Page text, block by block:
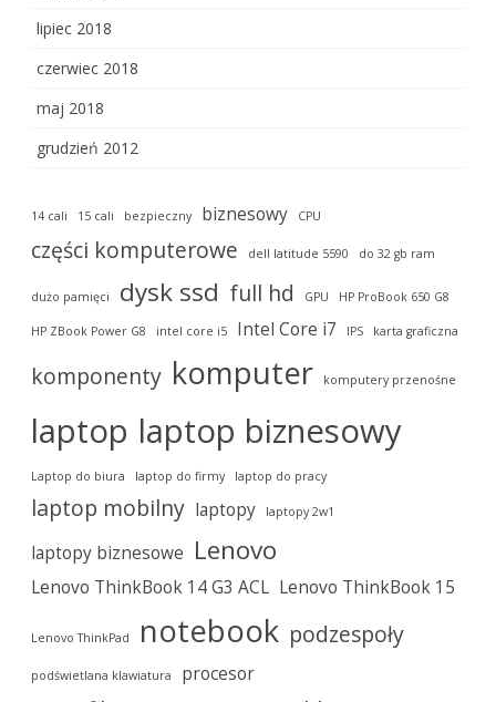
lipiec 2018
czerwiec 2018
maj 2018
grudzień 2012
14 cali 15 cali bezpieczny biznesowy CPU
części komputerowe dell latitude 5590 do 32 gb ram
dużo pamięci dysk ssd full hd GPU HP ProBook 650 G8
HP ZBook Power G8 intel core i5 Intel Core i7 IPS karta graficzna
komponenty komputer komputery przenośne
laptop laptop biznesowy
Laptop do biura laptop do firmy laptop do pracy
laptop mobilny laptopy laptopy 2w1
laptopy biznesowe Lenovo
Lenovo ThinkBook 14 G3 ACL Lenovo ThinkBook 15
Lenovo ThinkPad notebook podzespoły
podświetlana klawiatura procesor